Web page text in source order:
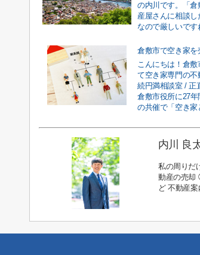
の内川です。「
産屋さんに相談
なので厳しいで
こんにちは！倉
て空き家専門の
続円満相談室 / 正
倉敷市役所に27
の共催で「空き家
内川 良
私の周りだ
動産の売却
ど 不動産